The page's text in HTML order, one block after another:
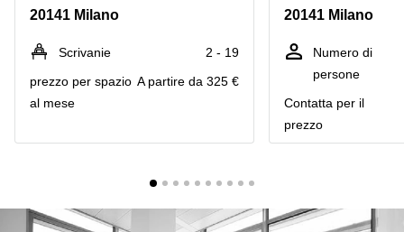
Pescara
Verona
Como
Uffici
in
affitto a
Pescara
Coworking
Lombardy
center
20141 Milano
Scrivanie
2 - 19
prezzo per spazio
al mese
A partire da 325 €
20141 Milano
Numero di
persone
Сontatta per il
prezzo